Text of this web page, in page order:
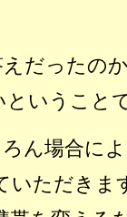
だったの
ということ
ん場合に
いただきま